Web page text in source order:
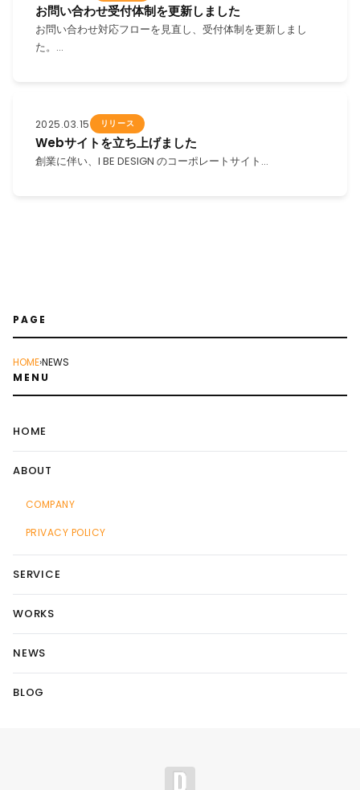
お問い合わせ受付体制を更新しました
お問い合わせ対応フローを見直し、受付体制を更新しまし
た。…
2025.03.15 リリース
Webサイトを立ち上げました
創業に伴い、I BE DESIGN のコーポレートサイト…
PAGE
HOME›NEWS
MENU
HOME
ABOUT
COMPANY
PRIVACY POLICY
SERVICE
WORKS
NEWS
BLOG